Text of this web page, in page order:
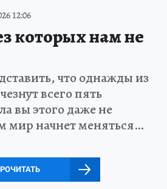
12:06
которых нам не
что однажды из
всего пять
вы этого даже не
мир начнет меняться…